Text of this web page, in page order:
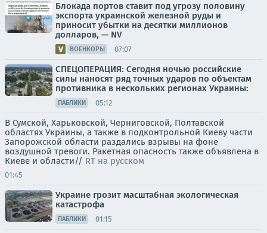
Блокада портов ставит под угрозу половину
экспорта украинской железной руды и
приносит убытки на десятки миллионов
долларов, — NV
ВОЕНКОРЫ 07:07
СПЕЦОПЕРАЦИЯ: Сегодня ночью российские
силы наносят ряд точных ударов по объектам
противника в нескольких регионах Украины:
ПАБЛИКИ 05:12
В Сумской, Харьковской, Черниговской, Полтавской
областях Украины, а также в подконтрольной Киеву части
Запорожской области раздались взрывы на фоне
воздушной тревоги. Ракетная опасность также объявлена в
Киеве и области// RT на русском
01:45
Украине грозит масштабная экологическая
катастрофа
ПАБЛИКИ 01:15